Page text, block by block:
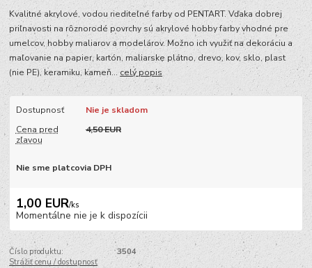
Kvalitné akrylové, vodou riediteľné farby od PENTART. Vďaka dobrej
priľnavosti na rôznorodé povrchy sú akrylové hobby farby vhodné pre
umelcov, hobby maliarov a modelárov. Možno ich využiť na dekoráciu a
maľovanie na papier, kartón, maliarske plátno, drevo, kov, sklo, plast
(nie PE), keramiku, kameň...celý popis
Dostupnosť
Nie je skladom
Cena pred
zľavou
4,50 EUR
Nie sme platcovia DPH
1,00 EUR/ks
Momentálne nie je k dispozícii
Číslo produktu:
3504
Strážiť cenu / dostupnosť